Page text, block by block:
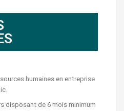
humaines en entreprise
disposant de 6 mois minimum